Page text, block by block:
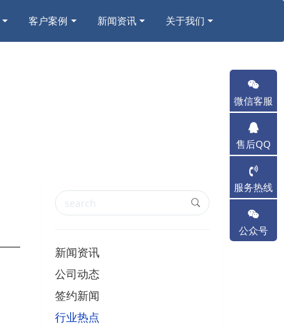
客户案例 新闻资讯 关于我们
新闻资讯
公司动态
签约新闻
行业热点
微信客服
售后QQ
服务热线
公众号